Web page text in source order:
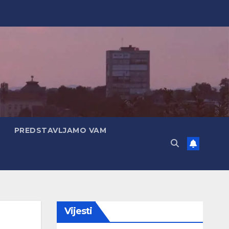
PREDSTAVLJAMO VAM
Vijesti